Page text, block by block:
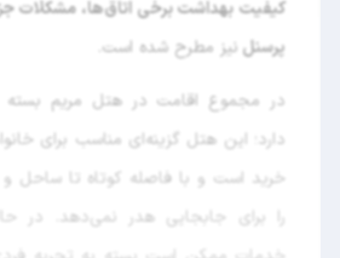
کیفیت بهداشت برخی اتاق‌ها، مشکلات
پرسنل نیز مطرح شده است.
در مجموع اقامت در هتل مریم بسته
دارد؛ این هتل گزینه‌ای مناسب برای
خرید است و با فاصله کوتاه تا ساحل و
را برای جابجایی هدر نمی‌دهد. در